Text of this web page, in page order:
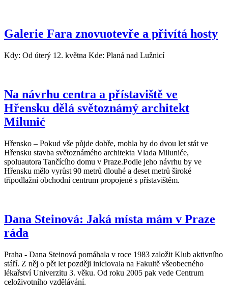
Galerie Fara znovuotevře a přivítá hosty
Kdy: Od úterý 12. května Kde: Planá nad Lužnicí
Na návrhu centra a přístaviště ve
Hřensku dělá světoznámý architekt
Milunić
Hřensko – Pokud vše půjde dobře, mohla by do dvou let stát ve
Hřensku stavba světoznámého architekta Vlada Miluniće,
spoluautora Tančícího domu v Praze.Podle jeho návrhu by ve
Hřensku mělo vyrůst 90 metrů dlouhé a deset metrů široké
třípodlažní obchodní centrum propojené s přístavištěm.
Dana Steinová: Jaká místa mám v Praze
ráda
Praha - Dana Steinová pomáhala v roce 1983 založit Klub aktivního
stáří. Z něj o pět let později iniciovala na Fakultě všeobecného
lékařství Univerzitu 3. věku. Od roku 2005 pak vede Centrum
celoživotního vzdělávání.